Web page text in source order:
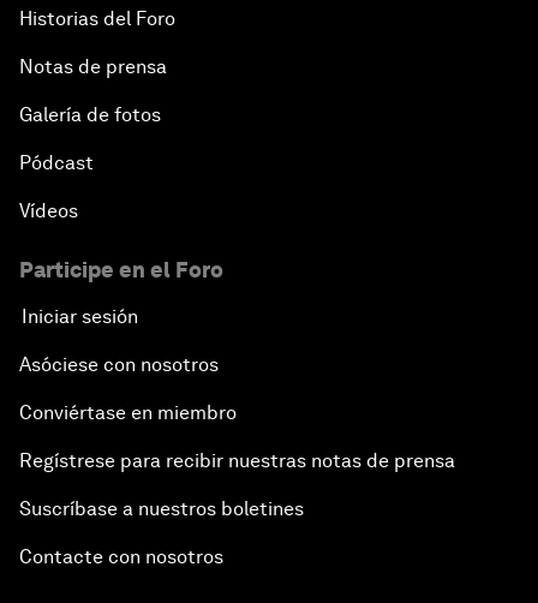
Historias del Foro
Notas de prensa
Galería de fotos
Pódcast
Vídeos
Participe en el Foro
Iniciar sesión
Asóciese con nosotros
Conviértase en miembro
Regístrese para recibir nuestras notas de prensa
Suscríbase a nuestros boletines
Contacte con nosotros